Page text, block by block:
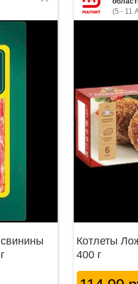
(5 - 11
Котлеты
400 г